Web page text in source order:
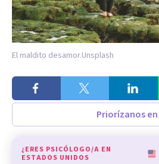
El maldito desamor.Unsplash
Priorízanos en
¿ERES PSICÓLOGO/A EN
ESTADOS UNIDOS